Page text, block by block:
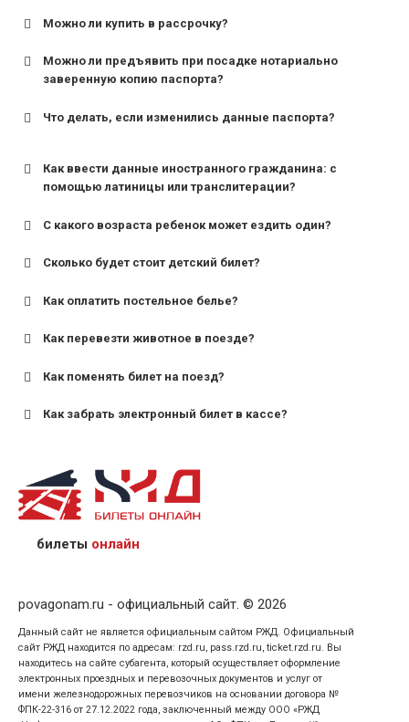
Можно ли купить в рассрочку?
Можно ли предъявить при посадке нотариально
заверенную копию паспорта?
Что делать, если изменились данные паспорта?
Как ввести данные иностранного гражданина: с
помощью латиницы или транслитерации?
С какого возраста ребенок может ездить один?
для поездов дальнего следования — от 10 лет и
для пригородных поездов — от 7 лет.
Сколько будет стоит детский билет?
Как оплатить постельное белье?
Как перевезти животное в поезде?
Как поменять билет на поезд?
Как забрать электронный билет в кассе?
назвав кассиру 14-значный номер заказа;
предъявив удостоверение личности пассажира, на
кого оформлен билет.
билеты онлайн
povagonam.ru - официальный сайт. © 2026
Данный сайт не является официальным сайтом РЖД. Официальный
сайт РЖД находится по адресам: rzd.ru, pass.rzd.ru, ticket.rzd.ru. Вы
находитесь на сайте субагента, который осуществляет оформление
электронных проездных и перевозочных документов и услуг от
имени железнодорожных перевозчиков на основании договора №
ФПК-22-316 от 27.12.2022 года, заключенный между ООО «РЖД